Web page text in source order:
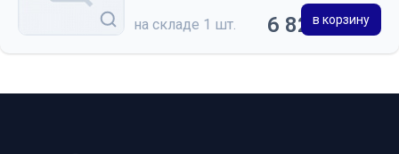
на складе 1 шт. 6 820 ₽в корзину